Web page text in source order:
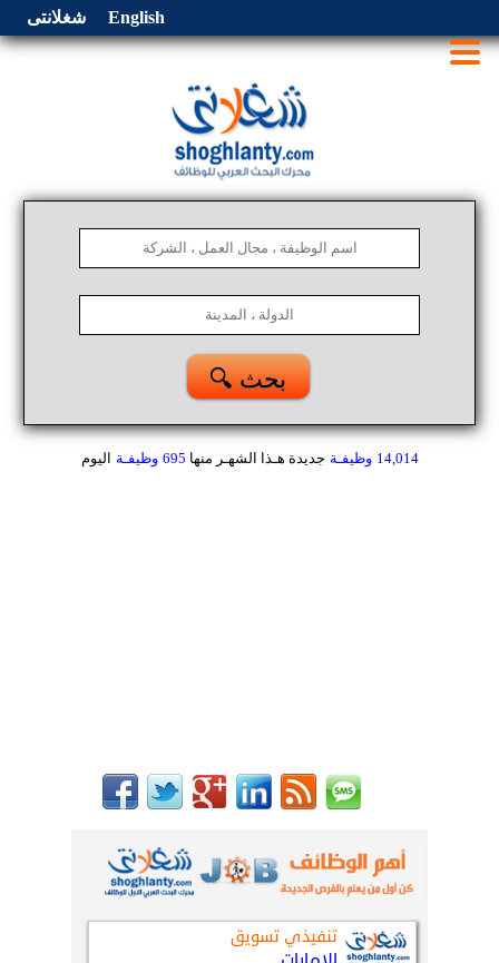
شغلانتى English
🔍 بحث
14,014 وظيفـة جديدة هـذا الشهـر منها 695 وظيفـة اليوم